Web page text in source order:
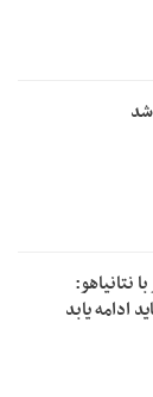
نتانیاهو:
ادامه یابد